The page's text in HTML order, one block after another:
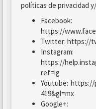
políticas de privacidad
Facebook:
https://
Twitter: https://
Instagram:
https://
ref=ig
Youtube: https://
419&gl=mx
Google+: